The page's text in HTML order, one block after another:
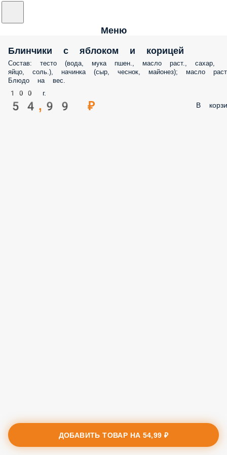
Меню
Блинчики с яблоком и корицей
Состав: тесто (вода, мука пшен., масло раст., сахар,
яйцо, соль.), начинка (сыр, чеснок, майонез); масло
Блюдо на вес.
100 г.
54,99 ₽ В
ДОБАВИТЬ ТОВАР НА 54,99 ₽